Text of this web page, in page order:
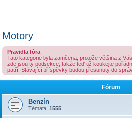
Motory
Pravidla fóra
Tato kategorie byla zamčena, protože většina z
zde jsou ty podsekce, takže teď už koukejte
patří. Stávající příspěvky budou přesunuty do
Fórum
Benzín
Témata: 1555